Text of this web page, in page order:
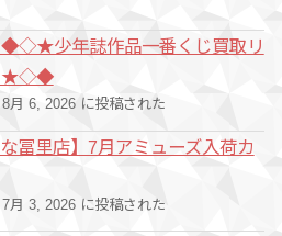
◆◇★少年誌作品一番くじ買取リ
★◇◆
8月 6, 2026 に投稿された
な冨里店】7月アミューズ入荷カ
7月 3, 2026 に投稿された